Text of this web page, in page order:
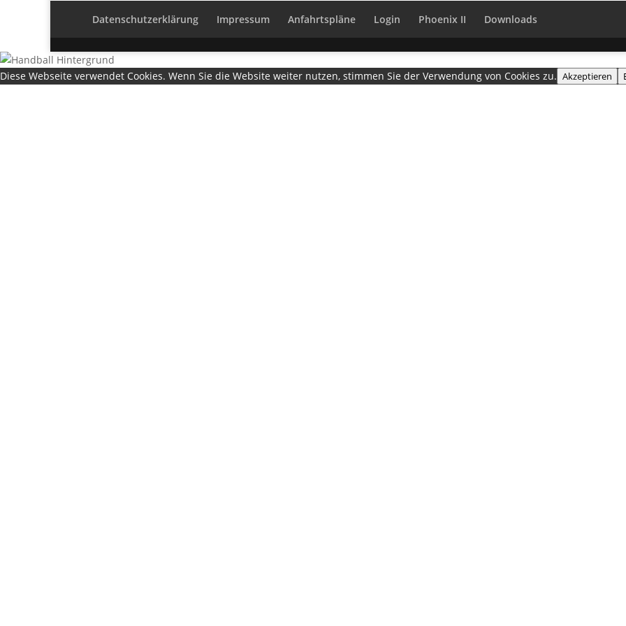
Datenschutzerklärung Impressum Anfahrtspläne Login Phoenix II Downloads
Diese Webseite verwendet Cookies. Wenn Sie die Website weiter nutzen, stimmen Sie der Verwendung von Cookies zu. Akzeptieren